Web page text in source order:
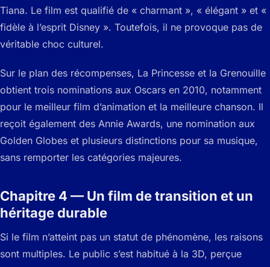
Tiana. Le film est qualifié de « charmant », « élégant » et «
fidèle à l’esprit Disney ». Toutefois, il ne provoque pas de
véritable choc culturel.
Sur le plan des récompenses, La Princesse et la Grenouille
obtient trois nominations aux Oscars en 2010, notamment
pour le meilleur film d’animation et la meilleure chanson. Il
reçoit également des Annie Awards, une nomination aux
Golden Globes et plusieurs distinctions pour sa musique,
sans remporter les catégories majeures.
Chapitre 4 — Un film de transition et un
héritage durable
Si le film n’atteint pas un statut de phénomène, les raisons
sont multiples. Le public s’est habitué à la 3D, perçue